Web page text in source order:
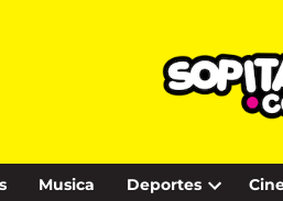
Musica Deportes